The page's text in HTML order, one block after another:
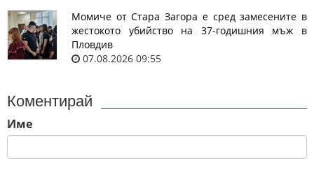
Момиче от Стара Загора е сред замесените в
жестокото убийство на 37-годишния мъж в
Пловдив
07.08.2026 09:55
Коментирай
Име